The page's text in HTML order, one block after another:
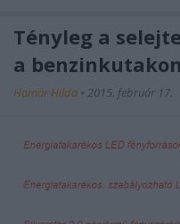
Tényleg a
a
Homár Hilda • 2015. február 17.